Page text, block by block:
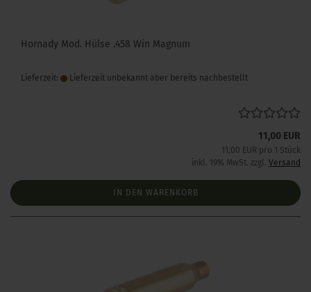
Hornady Mod. Hülse .458 Win Magnum
Lieferzeit: Lieferzeit unbekannt aber bereits nachbestellt
11,00 EUR
11,00 EUR pro 1 Stück
inkl. 19% MwSt. zzgl. Versand
IN DEN WARENKORB